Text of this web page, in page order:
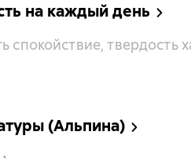
на каждый день
спокойствие,
(Альпина)